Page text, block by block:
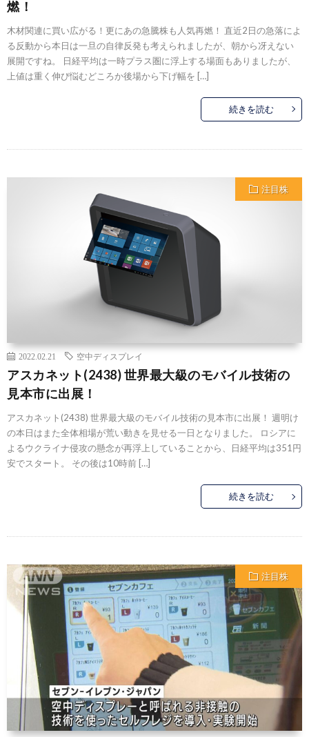
燃！
木材関連に買い広がる！更にあの急騰株も人気再燃！ 直近2日の急落によ
る反動から本日は一旦の自律反発も考えられましたが、朝から冴えない
展開ですね。 日経平均は一時プラス圏に浮上する場面もありましたが、
上値は重く伸び悩むどころか後場から下げ幅を […]
続きを読む
注目株
2022.02.21 空中ディスプレイ
アスカネット(2438) 世界最大級のモバイル技術の
見本市に出展！
アスカネット(2438) 世界最大級のモバイル技術の見本市に出展！ 週明け
の本日はまた全体相場が荒い動きを見せる一日となりました。 ロシアに
よるウクライナ侵攻の懸念が再浮上していることから、日経平均は351円
安でスタート。 その後は10時前 […]
続きを読む
注目株